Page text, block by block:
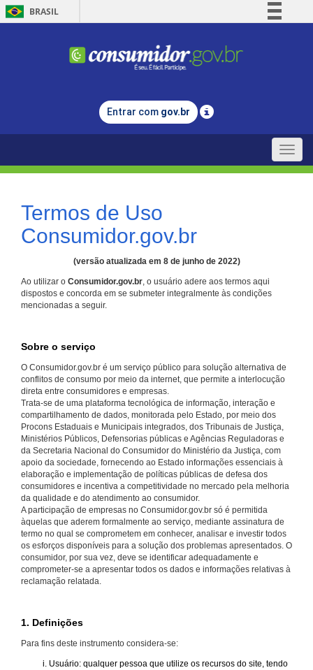
BRASIL
Comunica BR
Legislação
Entrar com gov.br
Toggle
Termos de Uso
Consumidor.gov.br
(versão atualizada em 8 de junho de 2022)
Ao utilizar o Consumidor.gov.br, o usuário adere aos termos aqui
dispostos e concorda em se submeter integralmente às condições
mencionadas a seguir.
Sobre o serviço
O Consumidor.gov.br é um serviço público para solução alternativa de
conflitos de consumo por meio da internet, que permite a interlocução
direta entre consumidores e empresas.
Trata-se de uma plataforma tecnológica de informação, interação e
compartilhamento de dados, monitorada pelo Estado, por meio dos
Procons Estaduais e Municipais integrados, dos Tribunais de Justiça,
Ministérios Públicos, Defensorias públicas e Agências Reguladoras e
da Secretaria Nacional do Consumidor do Ministério da Justiça, com
apoio da sociedade, fornecendo ao Estado informações essenciais à
elaboração e implementação de políticas públicas de defesa dos
consumidores e incentiva a competitividade no mercado pela melhoria
da qualidade e do atendimento ao consumidor.
A participação de empresas no Consumidor.gov.br só é permitida
àquelas que aderem formalmente ao serviço, mediante assinatura de
termo no qual se comprometem em conhecer, analisar e investir todos
os esforços disponíveis para a solução dos problemas apresentados. O
consumidor, por sua vez, deve se identificar adequadamente e
comprometer-se a apresentar todos os dados e informações relativas à
reclamação relatada.
1. Definições
Para fins deste instrumento considera-se:
Usuário: qualquer pessoa que utilize os recursos do site, tendo